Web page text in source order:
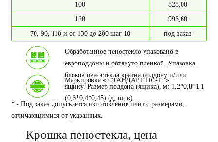
100
828,00
120
993,60
70, 90, 110 и от 130 до 200 шаг 10
под заказ
Обработанное пеностекло упаковано в
европоддоны и обтянуто пленкой. Упаковка
блоков пеностекла кратна поддону и/или
ящику. Размер поддона (ящика), м: 1,2*0,8*1,1
(0,6*0,4*0,45) (д, ш, в).
Маркировка « СТАНДАРТ ПС-ТГ»
* - Под заказ допускается изготовление плит с размерами,
отличающимися от указанных.
Крошка пеностекла, цена